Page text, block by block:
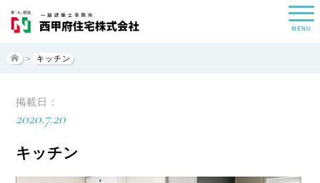
MENU
> キッチン
掲載日：
2020.7.20
キッチン